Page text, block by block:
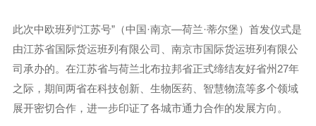
此次中欧班列“江苏号”（中国·南京—荷兰·蒂尔堡）首发仪式是
由江苏省国际货运班列有限公司、南京市国际货运班列有限公
司承办的。在江苏省与荷兰北布拉邦省正式缔结友好省州27年
之际，期间两省在科技创新、生物医药、智慧物流等多个领域
展开密切合作，进一步印证了各城市通力合作的发展方向。